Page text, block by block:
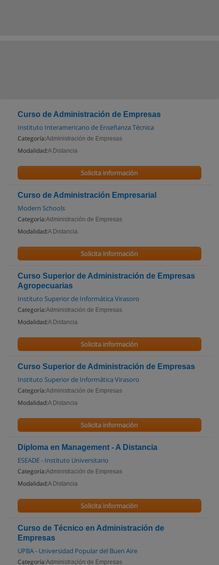
Curso de Administración de Empresas
Instituto Interamericano de Enseñanza Técnica
Categoría:Administración de Empresas
Modalidad:A Distancia
Solicita información
Curso de Administración Empresarial
Modern Schools
Categoría:Administración de Empresas
Modalidad:A Distancia
Solicita información
Curso Superior de Administración de Empresas
Agropecuarias
Instituto Superior de Informática Virasoro
Categoría:Administración de Empresas
Modalidad:A Distancia
Solicita información
Curso Superior de Administración de Empresas
Instituto Superior de Informática Virasoro
Categoría:Administración de Empresas
Modalidad:A Distancia
Solicita información
Diploma en Management - A Distancia
ESEADE - Instituto Universitario
Categoría:Administración de Empresas
Modalidad:A Distancia
Solicita información
Curso de Técnico en Administración de
Empresas
UPBA - Universidad Popular del Buen Aire
Categoría:Administración de Empresas